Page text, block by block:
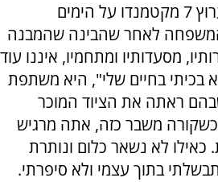
חני ליפשיץ מספרת לערוץ 7 מקטמנדו על הימים
לאחר שהבינה שהמבנה
מסעדותיו ומתחמיו, איננו עוד
בכיתי בחיים שלי", היא משתפת
ראתה את הציוד המוכר
משבר כזה, אתה מרגיש
כאילו לא נשאר כלום ונותרת
בתוך עצמי ולא סיפרתי.